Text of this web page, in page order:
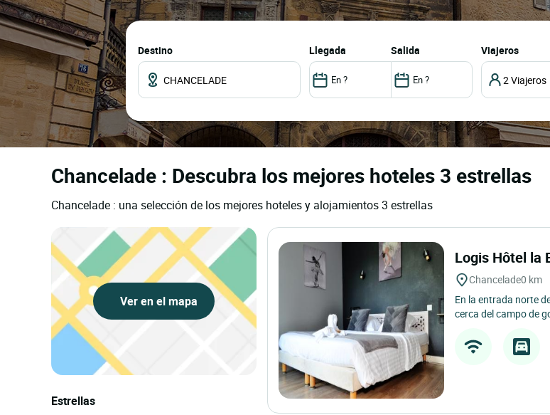
Destino llegada salida Viajeros
2 Viajeros
Chancelade : Descubra los mejores hoteles 3 estrellas
Chancelade : una selección de los mejores hoteles y alojamientos 3 estrellas
Ver en el mapa
Estrellas
Logis Hôtel la
Chancelade0 km
En la entrada norte
cerca del campo de